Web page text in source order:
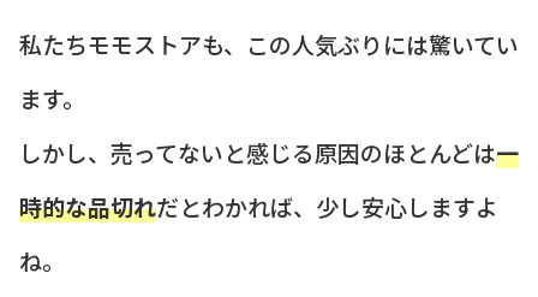
私たちモモストアも、この人気ぶりには驚いてい
ます。
しかし、売ってないと感じる原因のほとんどは一
時的な品切れだとわかれば、少し安心しますよ
ね。